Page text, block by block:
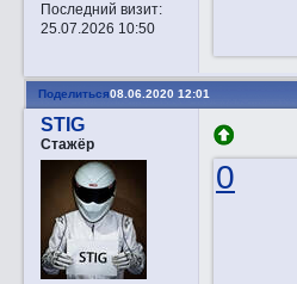
Последний визит:
25.07.2026 10:50
Поделиться08.06.2020 12:01
STIG
Стажёр
0